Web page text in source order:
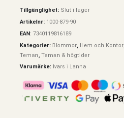
Tillgänglighet: Slut i lager
Artikelnr: 1000-879-90
EAN: 7340119816189
Kategorier: Blommor Hem och Kontor
Teman Teman & högtider
Varumärke: Ivars i Lanna